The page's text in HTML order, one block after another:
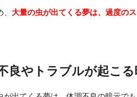
大量の虫が出てくる夢は、過度の
良やトラブルが起こる